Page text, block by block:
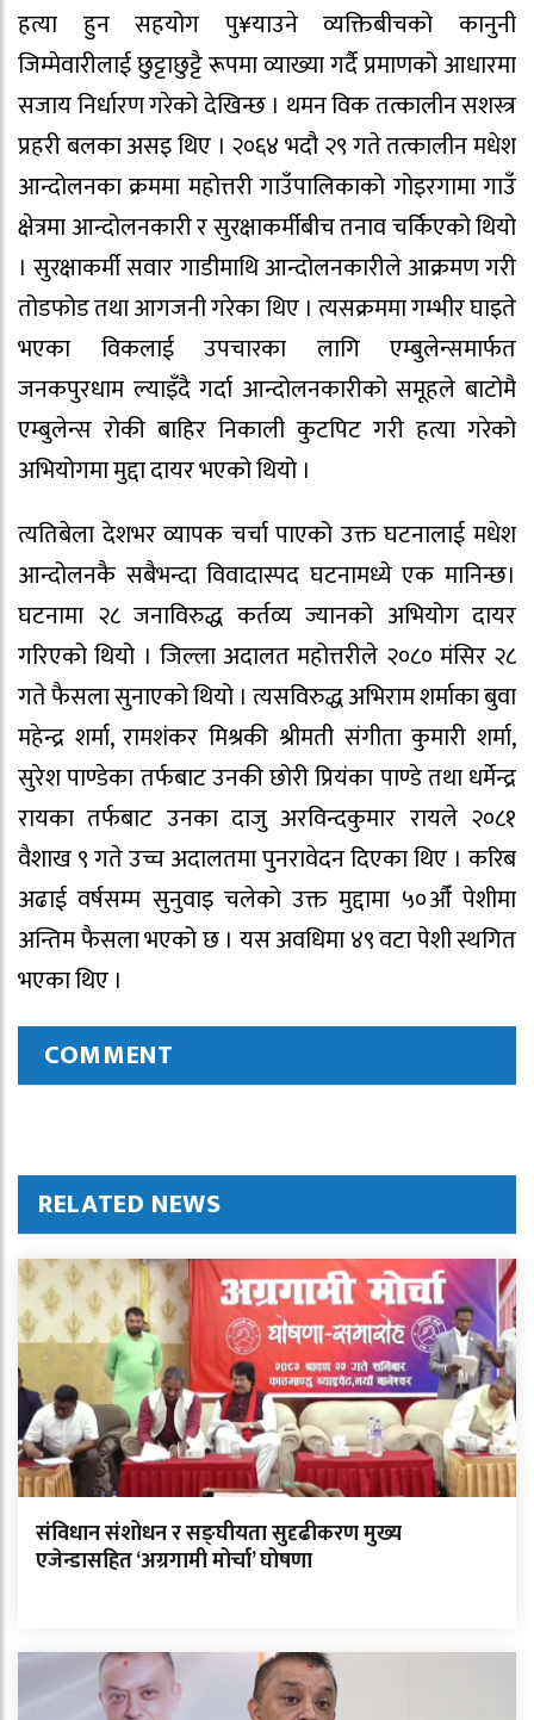
हत्या हुन सहयोग पु¥याउने व्यक्तिबीचको कानुनी
जिम्मेवारीलाई छुट्टाछुट्टै रूपमा व्याख्या गर्दै प्रमाणको आधारमा
सजाय निर्धारण गरेको देखिन्छ । थमन विक तत्कालीन सशस्त्र
प्रहरी बलका असइ थिए । २०६४ भदौ २९ गते तत्कालीन मधेश
आन्दोलनका क्रममा महोत्तरी गाउँपालिकाको गोइरगामा गाउँ
क्षेत्रमा आन्दोलनकारी र सुरक्षाकर्मीबीच तनाव चर्किएको थियो
। सुरक्षाकर्मी सवार गाडीमाथि आन्दोलनकारीले आक्रमण गरी
तोडफोड तथा आगजनी गरेका थिए । त्यसक्रममा गम्भीर घाइते
भएका विकलाई उपचारका लागि एम्बुलेन्समार्फत
जनकपुरधाम ल्याइँदै गर्दा आन्दोलनकारीको समूहले बाटोमै
एम्बुलेन्स रोकी बाहिर निकाली कुटपिट गरी हत्या गरेको
अभियोगमा मुद्दा दायर भएको थियो ।
त्यतिबेला देशभर व्यापक चर्चा पाएको उक्त घटनालाई मधेश
आन्दोलनकै सबैभन्दा विवादास्पद घटनामध्ये एक मानिन्छ।
घटनामा २८ जनाविरुद्ध कर्तव्य ज्यानको अभियोग दायर
गरिएको थियो । जिल्ला अदालत महोत्तरीले २०८० मंसिर २८
गते फैसला सुनाएको थियो । त्यसविरुद्ध अभिराम शर्माका बुवा
महेन्द्र शर्मा, रामशंकर मिश्रकी श्रीमती संगीता कुमारी शर्मा,
सुरेश पाण्डेका तर्फबाट उनकी छोरी प्रियंका पाण्डे तथा धर्मेन्द्र
रायका तर्फबाट उनका दाजु अरविन्दकुमार रायले २०८१
वैशाख ९ गते उच्च अदालतमा पुनरावेदन दिएका थिए । करिब
अढाई वर्षसम्म सुनुवाइ चलेको उक्त मुद्दामा ५०औँ पेशीमा
अन्तिम फैसला भएको छ । यस अवधिमा ४९ वटा पेशी स्थगित
भएका थिए ।
COMMENT
RELATED NEWS
संविधान संशोधन र सङ्घीयता सुदृढीकरण मुख्य
एजेन्डासहित ‘अग्रगामी मोर्चा’ घोषणा